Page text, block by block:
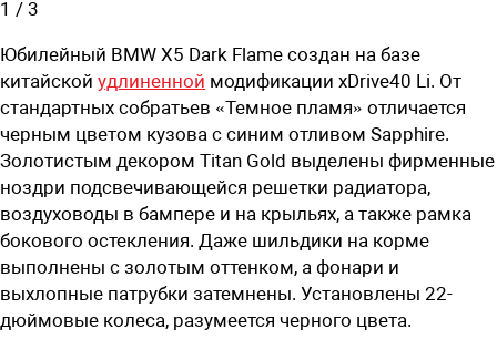
1 / 3
Юбилейный BMW X5 Dark Flame создан на базе
китайской удлиненной модификации xDrive40 Li. От
стандартных собратьев «Темное пламя» отличается
черным цветом кузова с синим отливом Sapphire.
Золотистым декором Titan Gold выделены фирменные
ноздри подсвечивающейся решетки радиатора,
воздуховоды в бампере и на крыльях, а также рамка
бокового остекления. Даже шильдики на корме
выполнены с золотым оттенком, а фонари и
выхлопные патрубки затемнены. Установлены 22-
дюймовые колеса, разумеется черного цвета.